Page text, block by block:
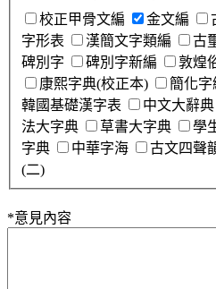
校正甲骨文編
金文編
字形表
漢簡文字類編 古
碑別字
碑別字新編 敦煌
康熙字典(校正本)
簡化字
韓國基礎漢字表
中文大辭典
法大字典
草書大字典 學
字典
中華字海 古文四聲
(二)
*意見內容